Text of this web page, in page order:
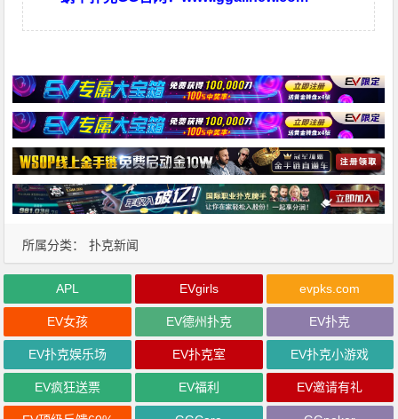
所属分类： 扑克新闻
APL EVgirls evpks.com
EV女孩 EV德州扑克 EV扑克
EV扑克娱乐场 EV扑克室 EV扑克小游戏
EV疯狂送票 EV福利 EV邀请有礼